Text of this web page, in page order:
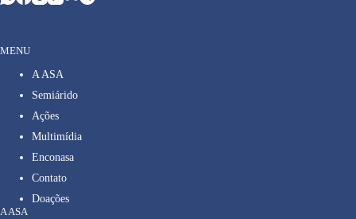
MENU
A ASA
Semiárido
Ações
Multimídia
Enconasa
Contato
Doações
A ASA